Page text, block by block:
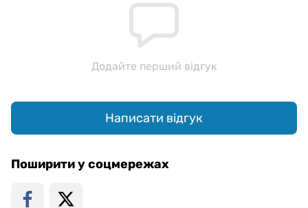
Додайте перший відгук
Написати відгук
Поширити у соцмережах